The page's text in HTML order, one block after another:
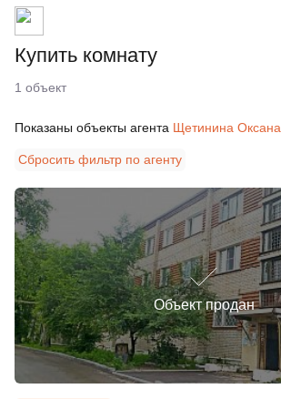
Купить комнату
1 объект
Показаны объекты агента Щетинина Оксана
Сбросить фильтр по агенту
Объект продан